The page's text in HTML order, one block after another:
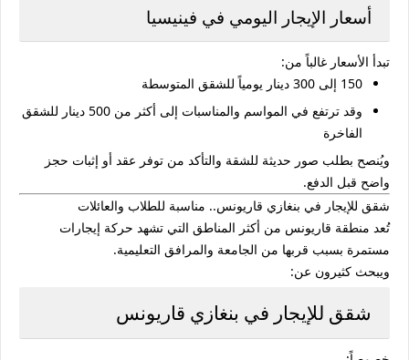
أسعار الإيجار اليومي في فينيسيا
تبدأ الأسعار غالباً من:
150 إلى 300 دينار يومياً للشقق المتوسطة
وقد ترتفع في المواسم والمناسبات إلى أكثر من 500 دينار للشقق
الفاخرة
ويُنصح بطلب صور حديثة للشقة والتأكد من توفر عقد أو إثبات حجز
واضح قبل الدفع.
شقق للإيجار في بنغازي قاريونس.. مناسبة للطلاب والعائلات
تُعد منطقة قاريونس من أكثر المناطق التي تشهد حركة إيجارات
مستمرة بسبب قربها من الجامعة والمرافق التعليمية.
ويبحث كثيرون عن:
شقق للإيجار في بنغازي قاريونس